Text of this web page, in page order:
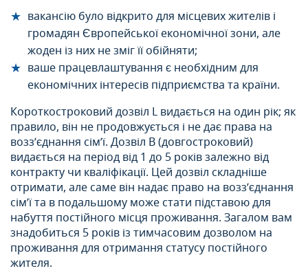
вакансію було відкрито для місцевих жителів і
громадян Європейської економічної зони, але
жоден із них не зміг її обійняти;
ваше працевлаштування є необхідним для
економічних інтересів підприємства та країни.
Короткостроковий дозвіл L видається на один рік; як
правило, він не продовжується і не дає права на
возз’єднання сім’ї. Дозвіл B (довгостроковий)
видається на період від 1 до 5 років залежно від
контракту чи кваліфікації. Цей дозвіл складніше
отримати, але саме він надає право на возз’єднання
сім’ї та в подальшому може стати підставою для
набуття постійного місця проживання. Загалом вам
знадобиться 5 років із тимчасовим дозволом на
проживання для отримання статусу постійного
жителя.